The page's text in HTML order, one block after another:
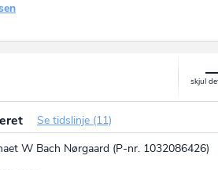
Se tidslinje (11)
W Bach Nørgaard (P-nr. 1032086426)